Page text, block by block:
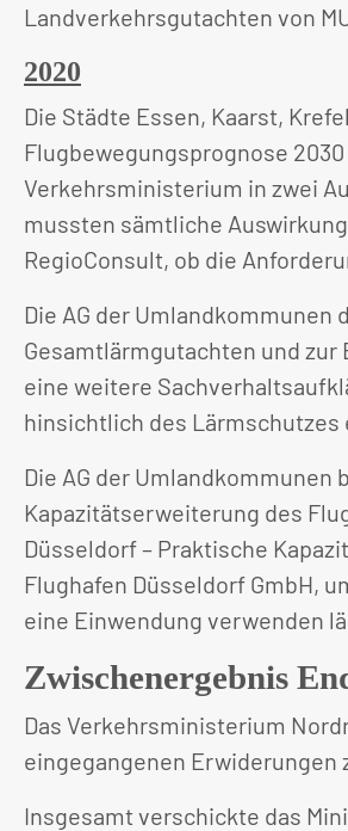
Landverkehrsgutachten von
2020
Die Städte Essen, Kaarst,
Flugbewegungsprognose
Verkehrsministerium in zwei
mussten sämtliche
RegioConsult, ob die
Die AG der
Gesamtlärmgutachten und
eine weitere
hinsichtlich des
Die AG der
Kapazitätserweiterung des
Düsseldorf – Praktische
Flughafen Düsseldorf GmbH,
eine Einwendung verwenden
Zwischenergebnis
Das Verkehrsministerium
eingegangenen
Insgesamt verschickte das